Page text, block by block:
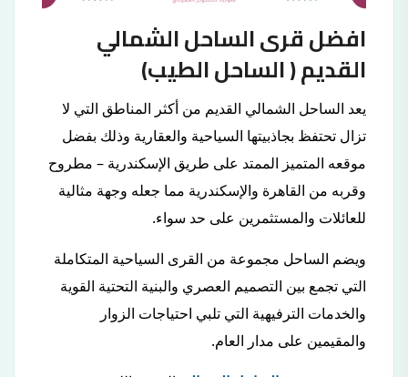
افضل قرى الساحل الشمالي
القديم ( الساحل الطيب)
يعد الساحل الشمالي القديم من أكثر المناطق التي لا
تزال تحتفظ بجاذبيتها السياحية والعقارية وذلك بفضل
موقعه المتميز الممتد على طريق الإسكندرية – مطروح
وقربه من القاهرة والإسكندرية مما جعله وجهة مثالية
للعائلات والمستثمرين على حد سواء.
ويضم الساحل مجموعة من القرى السياحية المتكاملة
التي تجمع بين التصميم العصري والبنية التحتية القوية
والخدمات الترفيهية التي تلبي احتياجات الزوار
والمقيمين على مدار العام.